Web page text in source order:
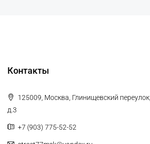
Контакты
125009, Москва, Глинищевский переулок,
д.3
+7 (903) 775-52-52